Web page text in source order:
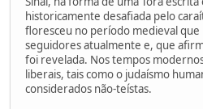
historicamente desafiada pelo
floresceu no período medieval
seguidores atualmente e, que
foi revelada. Nos tempos
liberais, tais como o judaísmo
considerados não-teístas.